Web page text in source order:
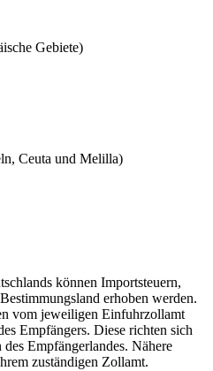
Gebiete)
Ceuta und Melilla)
können Importsteuern,
erhoben werden.
vom jeweiligen Einfuhrzollamt
Empfängers. Diese richten sich
Empfängerlandes. Nähere
zuständigen Zollamt.